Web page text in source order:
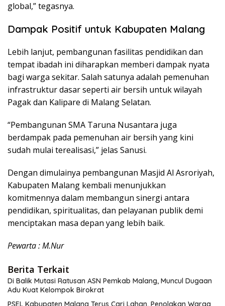
global,” tegasnya.
Dampak Positif untuk Kabupaten Malang
Lebih lanjut, pembangunan fasilitas pendidikan dan
tempat ibadah ini diharapkan memberi dampak nyata
bagi warga sekitar. Salah satunya adalah pemenuhan
infrastruktur dasar seperti air bersih untuk wilayah
Pagak dan Kalipare di Malang Selatan.
“Pembangunan SMA Taruna Nusantara juga
berdampak pada pemenuhan air bersih yang kini
sudah mulai terealisasi,” jelas Sanusi.
Dengan dimulainya pembangunan Masjid Al Asroriyah,
Kabupaten Malang kembali menunjukkan
komitmennya dalam membangun sinergi antara
pendidikan, spiritualitas, dan pelayanan publik demi
menciptakan masa depan yang lebih baik.
Pewarta : M.Nur
Berita Terkait
Di Balik Mutasi Ratusan ASN Pemkab Malang, Muncul Dugaan
Adu Kuat Kelompok Birokrat
PSEL Kabupaten Malang Terus Cari Lahan, Penolakan Warga